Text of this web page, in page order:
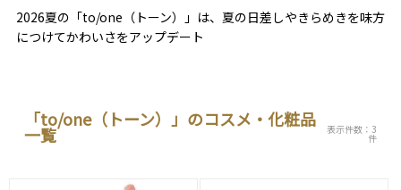
2026夏の「to/one（トーン）」は、夏の日差しやきらめきを味方
につけてかわいさをアップデート
「to/one（トーン）」のコスメ・化粧品
一覧 表示件数：3
件